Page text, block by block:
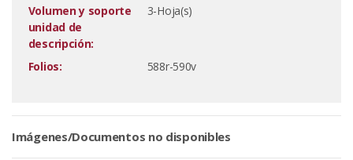
Volumen y soporte
unidad de
descripción:
3-Hoja(s)
Folios: 588r-590v
Imágenes/Documentos no disponibles